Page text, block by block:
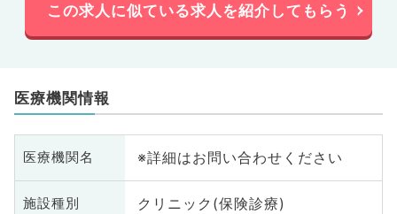
この求人に似ている求人を紹介してもらう
医療機関情報
医療機関名 ※詳細はお問い合わせください
施設種別 クリニック(保険診療)